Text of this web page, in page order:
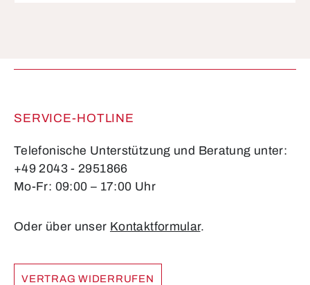
SERVICE-HOTLINE
Telefonische Unterstützung und Beratung unter:
+49 2043 - 2951866
Mo-Fr: 09:00 – 17:00 Uhr
Oder über unser Kontaktformular.
VERTRAG WIDERRUFEN